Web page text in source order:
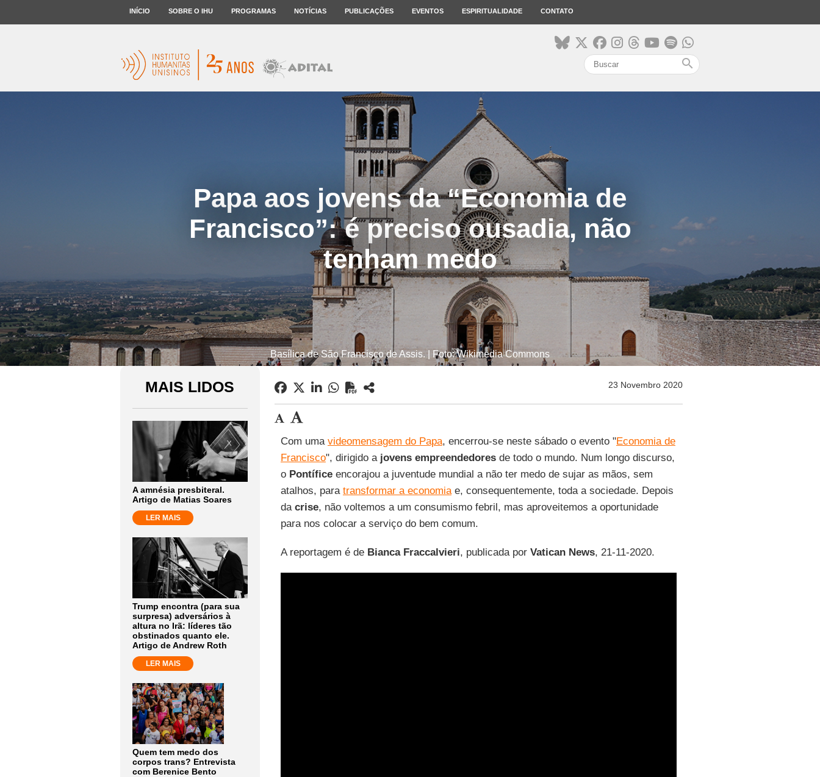
INÍCIO SOBRE O IHU PROGRAMAS NOTÍCIAS PUBLICAÇÕES EVENTOS ESPIRITUALIDADE CONTATO
search
Papa aos jovens da “Economia de
Francisco”: é preciso ousadia, não
tenham medo
Basílica de São Francisco de Assis. | Foto: Wikimedia Commons
MAIS LIDOS
A amnésia presbiteral.
Artigo de Matias Soares
LER MAIS
Trump encontra (para sua
surpresa) adversários à
altura no Irã: líderes tão
obstinados quanto ele.
Artigo de Andrew Roth
LER MAIS
Quem tem medo dos
corpos trans? Entrevista
com Berenice Bento
23 Novembro 2020
Com uma videomensagem do Papa, encerrou-se neste sábado o evento "Economia de
Francisco", dirigido a jovens empreendedoresde todo o mundo. Num longo discurso,
o Pontíficeencorajou a juventude mundial a não ter medo de sujar as mãos, sem
atalhos, para transformar a economiae, consequentemente, toda a sociedade. Depois
da crise, não voltemos a um consumismo febril, mas aproveitemos a oportunidade
para nos colocar a serviço do bem comum.
A reportagem é de Bianca Fraccalvieri, publicada por Vatican News, 21-11-2020.